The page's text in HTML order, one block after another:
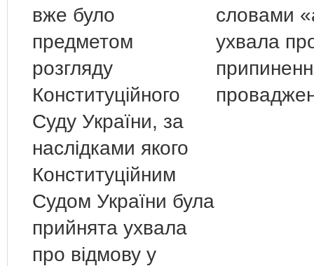
вже було
предметом
розгляду
Конституційного
Суду України, за
наслідками якого
Конституційним
Судом України була
прийнята ухвала
про відмову у
словами
ухвала